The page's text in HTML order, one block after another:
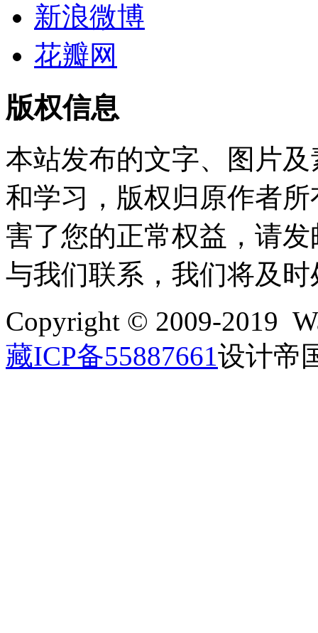
新浪微博
花瓣网
版权信息
本站发布的文字、图片
和学习，版权归原作者
害了您的正常权益，请发
与我们联系，我们将及时
Copyright © 2009-2019
藏ICP备55887661设计帝